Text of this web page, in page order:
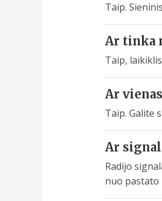
Taip.
Ar tinka
Taip,
Ar
Taip. Galite
Ar
Radijo
nuo pastato